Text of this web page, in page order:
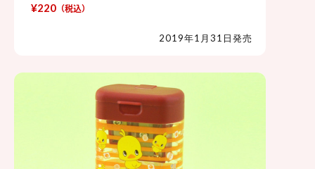
¥220 （税込）
2019年1月31日発売